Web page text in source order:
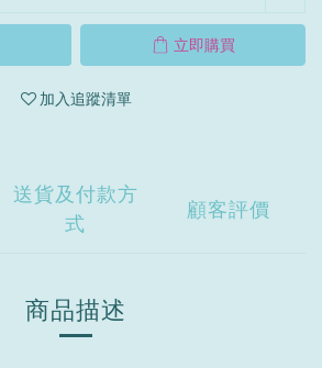
立即購買
加入追蹤清單
送貨及付款方
式
顧客評價
商品描述